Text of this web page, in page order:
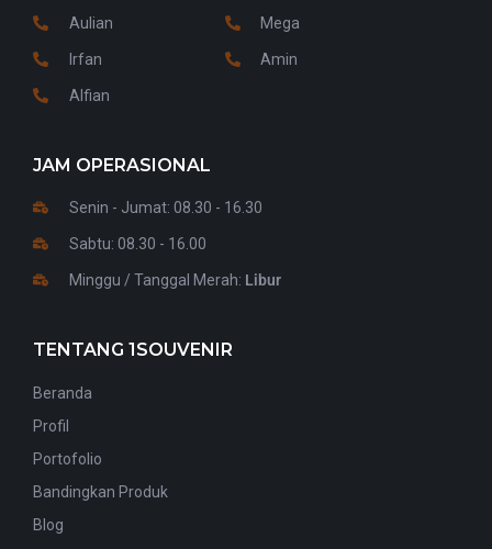
Aulian
Irfan
Alfian
Mega
Amin
JAM OPERASIONAL
Senin - Jumat: 08.30 - 16.30
Sabtu: 08.30 - 16.00
Minggu / Tanggal Merah: Libur
TENTANG 1SOUVENIR
Beranda
Profil
Portofolio
Bandingkan Produk
Blog